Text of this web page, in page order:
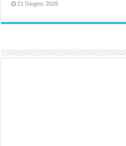
21 Giugno, 2026